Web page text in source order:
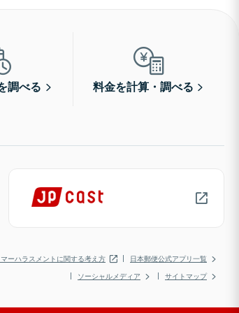
調べる 料金を計算・調べる
ーハラスメントに関する考え方
日本郵便公式アプリ一覧
ソーシャルメディア
サイトマップ